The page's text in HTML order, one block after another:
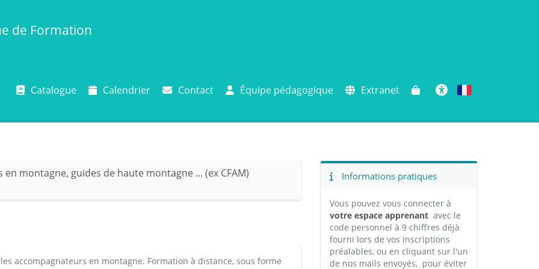
de Formation
Catalogue Calendrier Contact Équipe pédagogique
Extranet
Français
montagne, guides de haute montagne ... (ex CFAM)
accompagnateurs en montagne. Formation à distance, sous forme
Informations pratiques
Vous pouvez vous connecter à
votre espace apprenant avec le
code personnel à 9 chiffres déjà
fourni lors de vos inscriptions
préalables, ou en cliquant sur l'un
de nos mails envoyés, pour éviter